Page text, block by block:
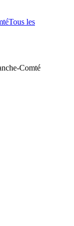
Tous les
Comté